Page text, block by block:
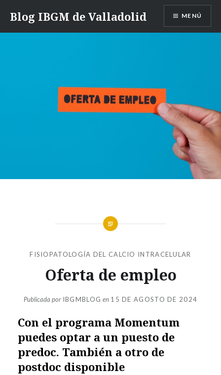
contenido
Blog IBGM de Valladolid MENÚ
FISIOPATOLOGÍA DEL CALCIO INTRACELULAR
Oferta de empleo
Publicada por IBGMBLOG en 15 DE AGOSTO DE 2024
Con el programa Momentum
puedes optar a un puesto de
predoc. También a otro de
postdoc disponible